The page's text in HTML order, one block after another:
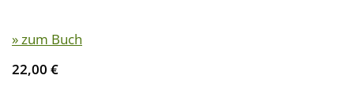
» zum Buch
22,00 €